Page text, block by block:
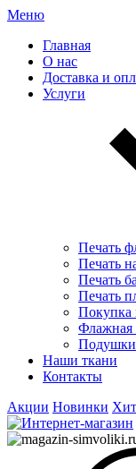
Меню
Главная
О нас
Доставка и
Услуги
Печать
Печать
Печать
Печать
Покупка
Флажная
Подушки
Наши ткани
Контакты
Акции Новинки